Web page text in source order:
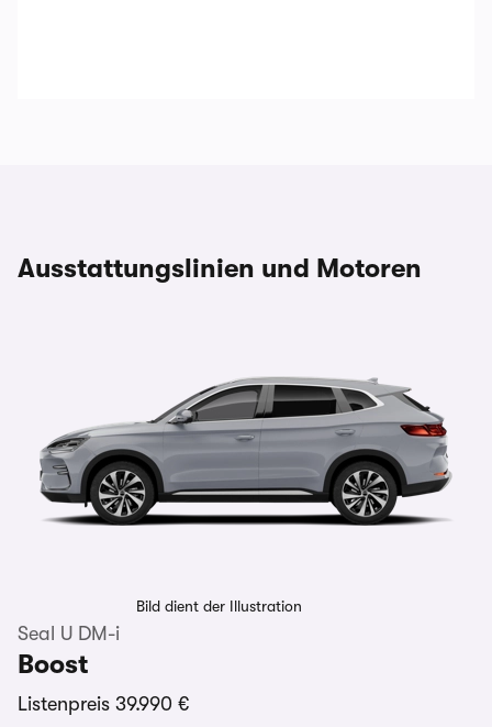
Ausstattungslinien und Motoren
Bild dient der Illustration
Seal U DM-i
Boost
Listenpreis 39.990 €